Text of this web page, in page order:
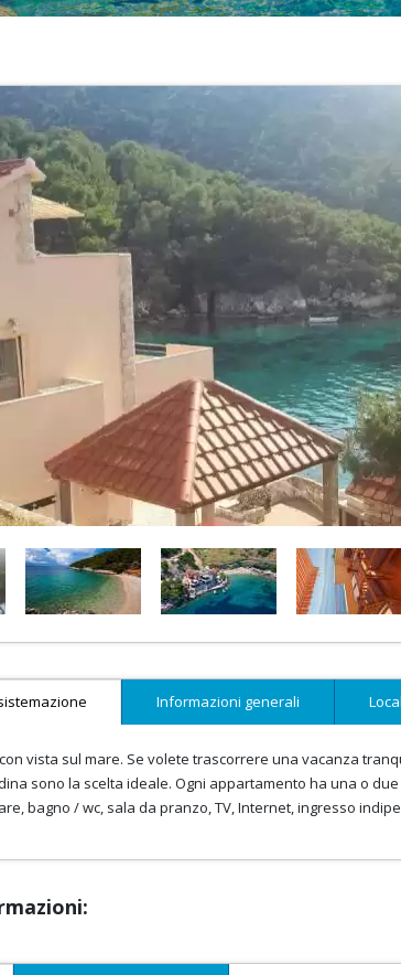
Informazioni generali
vista sul mare. Se volete trascorrere una vacanza
sono la scelta ideale. Ogni appartamento ha una o
bagno / wc, sala da pranzo, TV, Internet, ingresso